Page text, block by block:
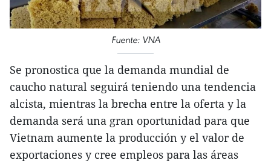
Fuente: VNA
Se pronostica que la demanda mundial de
caucho natural seguirá teniendo una tendencia
alcista, mientras la brecha entre la oferta y la
demanda será una gran oportunidad para que
Vietnam aumente la producción y el valor de
exportaciones y cree empleos para las áreas